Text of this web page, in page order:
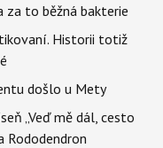
za to běžná bakterie
Historii totiž
došlo u Mety
„Veď mě dál, cesto
Rododendron